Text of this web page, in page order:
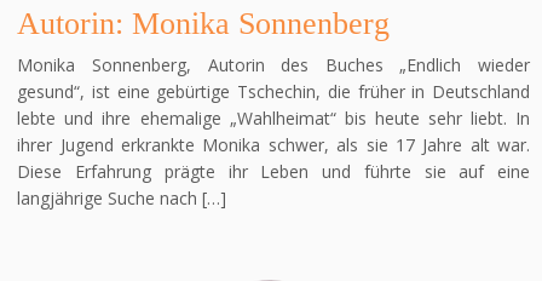
Autorin: Monika Sonnenberg
Monika Sonnenberg, Autorin des Buches „Endlich wieder
gesund“, ist eine gebürtige Tschechin, die früher in Deutschland
lebte und ihre ehemalige „Wahlheimat“ bis heute sehr liebt. In
ihrer Jugend erkrankte Monika schwer, als sie 17 Jahre alt war.
Diese Erfahrung prägte ihr Leben und führte sie auf eine
langjährige Suche nach […]